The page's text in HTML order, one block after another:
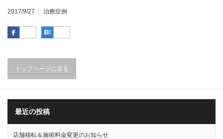
2017/9/27 治療症例
Facebook
トップページに戻る
最近の投稿
店舗移転＆施術料金変更のお知らせ